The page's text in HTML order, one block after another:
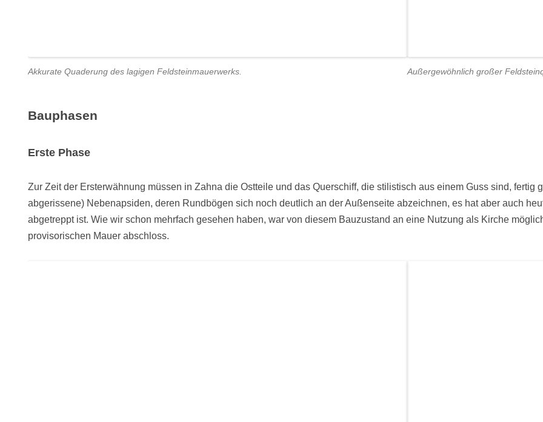
Akkurate Quaderung des lagigen Feldsteinmauerwerks. Außergewöhnlich großer
Bauphasen
Erste Phase
Zur Zeit der Ersterwähnung müssen in Zahna die Ostteile und das Querschiff, die stilistisch aus einem Guss sind,
abgerissene) Nebenapsiden, deren Rundbögen sich noch deutlich an der Außenseite abzeichnen, es hat aber auch
abgetreppt ist. Wie wir schon mehrfach gesehen haben, war von diesem Bauzustand an eine Nutzung als Kirche
provisorischen Mauer abschloss.